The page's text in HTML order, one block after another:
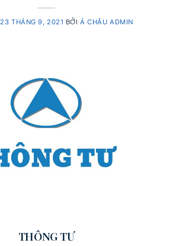
23 THÁNG 9, 2021 BỞIÁ CHÂU ADMIN
THÔNG TƯ